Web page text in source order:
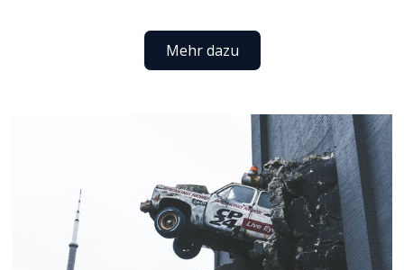
Mehr dazu